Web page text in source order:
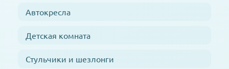
Автокресла
Детская комната
Стульчики и шезлонги